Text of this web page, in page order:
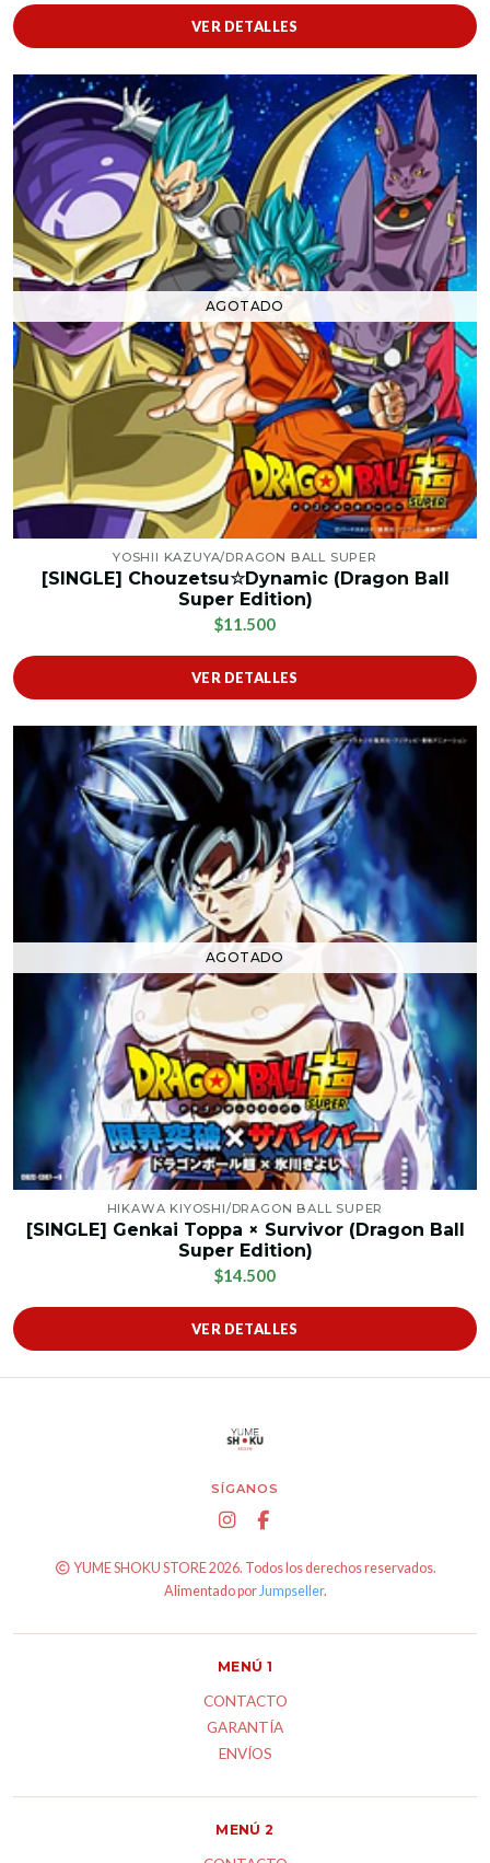
VER DETALLES
AGOTADO
YOSHII KAZUYA/DRAGON BALL SUPER
[SINGLE] Chouzetsu☆Dynamic (Dragon Ball
Super Edition)
$11.500
VER DETALLES
AGOTADO
HIKAWA KIYOSHI/DRAGON BALL SUPER
[SINGLE] Genkai Toppa × Survivor (Dragon Ball
Super Edition)
$14.500
VER DETALLES
SÍGANOS
YUME SHOKU STORE 2026. Todos los derechos reservados.
Alimentado porJumpseller.
MENÚ 1
CONTACTO
GARANTÍA
ENVÍOS
MENÚ 2